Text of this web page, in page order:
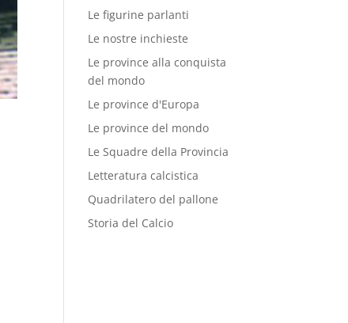
Le figurine parlanti
Le nostre inchieste
Le province alla conquista
del mondo
Le province d'Europa
Le province del mondo
Le Squadre della Provincia
Letteratura calcistica
Quadrilatero del pallone
Storia del Calcio